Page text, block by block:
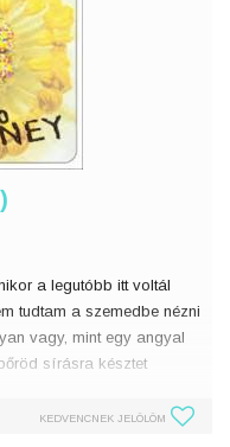
a legutóbb itt voltál
tudtam a szemedbe nézni
vagy, mint egy angyal
sírásra késztet
lebegsz, mint egy toll
KEDVENCNEK JELÖLÖM